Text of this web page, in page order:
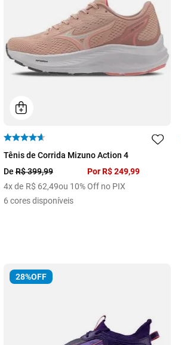
35 40
Tênis de Corrida Mizuno Action 4
DeR$399,99 PorR$ 249,99
4x de R$ 62,49ou 10% Off no PIX
6 cores disponíveis
28%OFF